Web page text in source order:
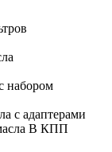
набором
с адаптерами
В КПП